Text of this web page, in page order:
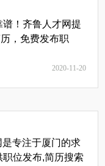
！齐鲁人才网提
，免费发布职
2020-11-20
专注于厦门的求
位发布,简历搜索